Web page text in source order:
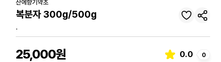
산에향기약초
복분자 300g/500g
.
25,000원 0.0 0